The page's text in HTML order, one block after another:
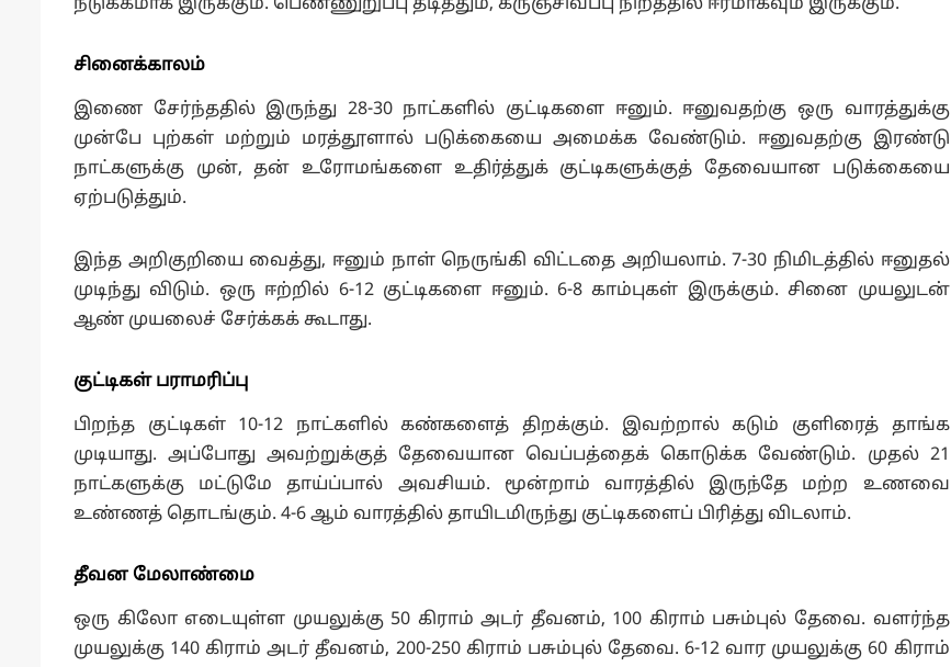
நடுக்கமாக இருக்கும். பெண்ணுறுப்பு தடித்தும், கருஞ்சிவப்பு நிறத்தில் ஈரமாகவும் இருக்கும்.
சினைக்காலம்
இணை சேர்ந்ததில் இருந்து 28-30 நாட்களில் குட்டிகளை ஈனும். ஈனுவதற்கு ஒரு வாரத்துக்கு
முன்பே புற்கள் மற்றும் மரத்தூளால் படுக்கையை அமைக்க வேண்டும். ஈனுவதற்கு இரண்டு
நாட்களுக்கு முன், தன் உரோமங்களை உதிர்த்துக் குட்டிகளுக்குத் தேவையான படுக்கையை
ஏற்படுத்தும்.
இந்த அறிகுறியை வைத்து, ஈனும் நாள் நெருங்கி விட்டதை அறியலாம். 7-30 நிமிடத்தில் ஈனுதல்
முடிந்து விடும். ஒரு ஈற்றில் 6-12 குட்டிகளை ஈனும். 6-8 காம்புகள் இருக்கும். சினை முயலுடன்
ஆண் முயலைச் சேர்க்கக் கூடாது.
குட்டிகள் பராமரிப்பு
பிறந்த குட்டிகள் 10-12 நாட்களில் கண்களைத் திறக்கும். இவற்றால் கடும் குளிரைத் தாங்க
முடியாது. அப்போது அவற்றுக்குத் தேவையான வெப்பத்தைக் கொடுக்க வேண்டும். முதல் 21
நாட்களுக்கு மட்டுமே தாய்ப்பால் அவசியம். மூன்றாம் வாரத்தில் இருந்தே மற்ற உணவை
உண்ணத் தொடங்கும். 4-6 ஆம் வாரத்தில் தாயிடமிருந்து குட்டிகளைப் பிரித்து விடலாம்.
தீவன மேலாண்மை
ஒரு கிலோ எடையுள்ள முயலுக்கு 50 கிராம் அடர் தீவனம், 100 கிராம் பசும்புல் தேவை. வளர்ந்த
முயலுக்கு 140 கிராம் அடர் தீவனம், 200-250 கிராம் பசும்புல் தேவை. 6-12 வார முயலுக்கு 60 கிராம்